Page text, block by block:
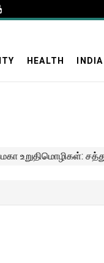
HEALTH INDIA